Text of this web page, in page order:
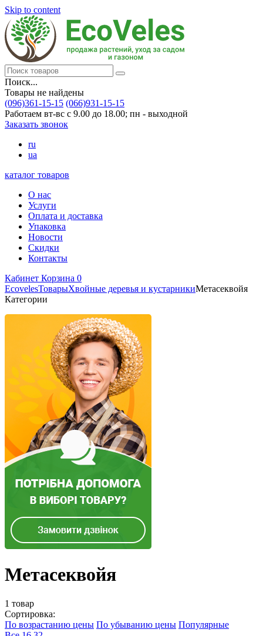
Skip to content
Поиск...
Товары не найдены
(096)361-15-15 (066)931-15-15
Работаем вт-вс с 9.00 до 18.00; пн - выходной
Заказать звонок
ru
ua
каталог товаров
О нас
Услуги
Оплата и доставка
Упаковка
Новости
Скидки
Контакты
Кабинет Корзина 0
EcovelesТоварыХвойные деревья и кустарникиМетасеквойя
Категории
Метасеквойя
1 товар
Сортировка:
По возрастанию цены По убыванию цены Популярные